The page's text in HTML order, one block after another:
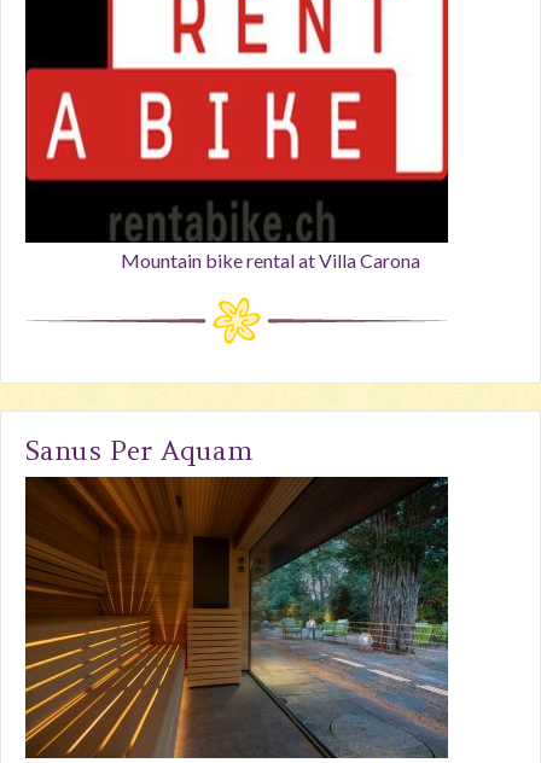
Mountain bike rental at Villa Carona
Sanus Per Aquam